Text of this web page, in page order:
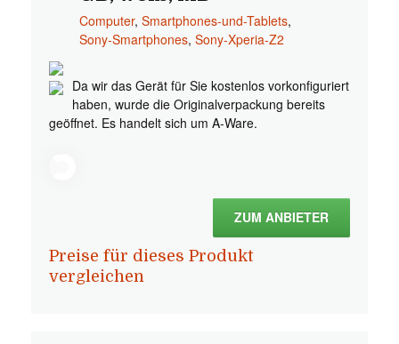
Computer, Smartphones-und-Tablets,
Sony-Smartphones, Sony-Xperia-Z2
Da wir das Gerät für Sie kostenlos vorkonfiguriert
haben, wurde die Originalverpackung bereits
geöffnet. Es handelt sich um A-Ware.
ZUM ANBIETER
Preise für dieses Produkt
vergleichen